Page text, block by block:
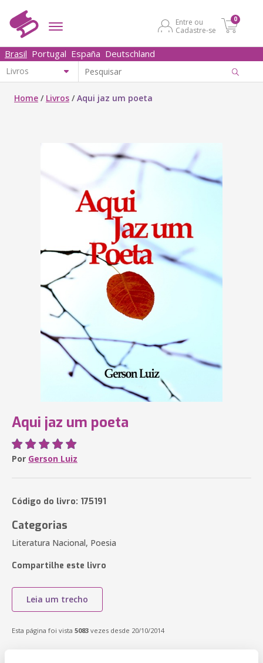
Entre ou
Cadastre-se
0
Brasil Portugal España Deutschland
Home / Livros /Aqui jaz um poeta
Aqui jaz um poeta
Por Gerson Luiz
Código do livro: 175191
Categorias
Literatura Nacional, Poesia
Compartilhe este livro
Leia um trecho
Esta página foi vista 5083 vezes desde 20/10/2014